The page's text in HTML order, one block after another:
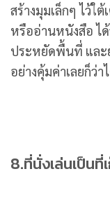
สร้างมุมเล็กๆ ไว้ใ
หรืออ่านหนังสือ ไ
ประหยัดพื้นที่ และ
อย่างคุ้มค่าเลยก็ว่า
8.ที่นั่งเล่นเป็นที่